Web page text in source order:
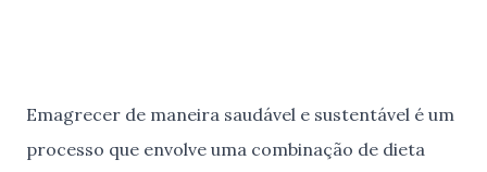
Emagrecer de maneira saudável e sustentável é um
processo que envolve uma combinação de dieta